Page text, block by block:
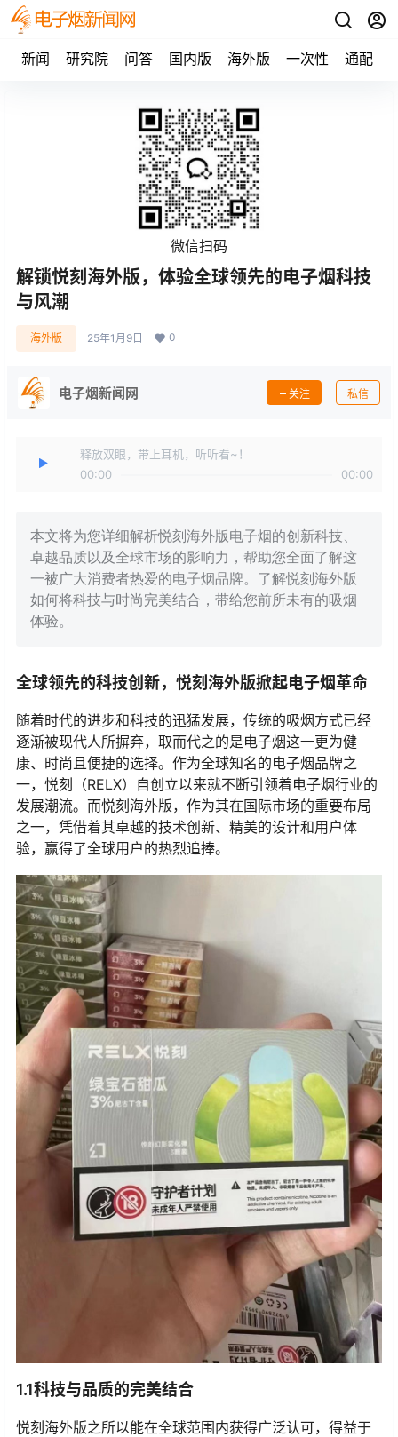
新闻 研究院 问答 国内版 海外版 一次性 通配
微信扫码
解锁悦刻海外版，体验全球领先的电子烟科技
与风潮
海外版 25年1月9日 0
电子烟新闻网 关注 私信
释放双眼，带上耳机，听听看~！
00:00
00:00
本文将为您详细解析悦刻海外版电子烟的创新科技、
卓越品质以及全球市场的影响力，帮助您全面了解这
一被广大消费者热爱的电子烟品牌。了解悦刻海外版
如何将科技与时尚完美结合，带给您前所未有的吸烟
体验。
全球领先的科技创新，悦刻海外版掀起电子烟革命
随着时代的进步和科技的迅猛发展，传统的吸烟方式已经
逐渐被现代人所摒弃，取而代之的是电子烟这一更为健
康、时尚且便捷的选择。作为全球知名的电子烟品牌之
一，悦刻（RELX）自创立以来就不断引领着电子烟行业的
发展潮流。而悦刻海外版，作为其在国际市场的重要布局
之一，凭借着其卓越的技术创新、精美的设计和用户体
验，赢得了全球用户的热烈追捧。
1.1科技与品质的完美结合
悦刻海外版之所以能在全球范围内获得广泛认可，得益于